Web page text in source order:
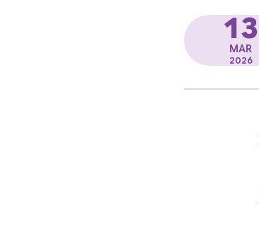
13
MAR
2026